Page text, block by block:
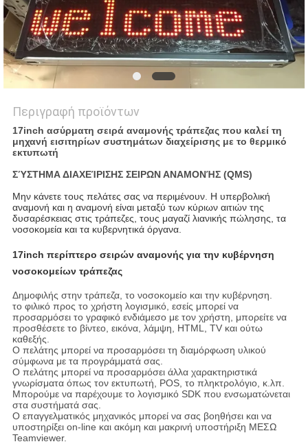
Περιγραφή προϊόντων
17inch ασύρματη σειρά αναμονής τράπεζας που καλεί τη
μηχανή εισιτηρίων συστημάτων διαχείρισης με το θερμικό
εκτυπωτή
ΣΎΣΤΗΜΑ ΔΙΑΧΕΊΡΙΣΗΣ ΣΕΙΡΩΝ ΑΝΑΜΟΝΉΣ (QMS)
Μην κάνετε τους πελάτες σας να περιμένουν. Η υπερβολική
αναμονή και η αναμονή είναι μεταξύ των κύριων αιτιών της
δυσαρέσκειας στις τράπεζες, τους μαγαζί λιανικής πώλησης, τα
νοσοκομεία και τα κυβερνητικά όργανα.
17inch περίπτερο σειρών αναμονής για την κυβέρνηση
νοσοκομείων τράπεζας
Δημοφιλής στην τράπεζα, το νοσοκομείο και την κυβέρνηση.
το φιλικό προς το χρήστη λογισμικό, εσείς μπορεί να
προσαρμόσει το γραφικό ενδιάμεσο με τον χρήστη, μπορείτε να
προσθέσετε το βίντεο, εικόνα, λάμψη, HTML, TV και ούτω
καθεξής.
Ο πελάτης μπορεί να προσαρμόσει τη διαμόρφωση υλικού
σύμφωνα με τα προγράμματά σας.
Ο πελάτης μπορεί να προσαρμόσει άλλα χαρακτηριστικά
γνωρίσματα όπως τον εκτυπωτή, POS, το πληκτρολόγιο, κ.λπ.
Μπορούμε να παρέχουμε το λογισμικό SDK που ενσωματώνεται
στα συστήματά σας.
Ο επαγγελματικός μηχανικός μπορεί να σας βοηθήσει και να
υποστηρίξει on-line και ακόμη και μακρινή υποστήριξη ΜΕΣΩ
Teamviewer.